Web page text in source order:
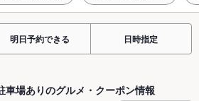
明日予約できる 日時指定
車場ありのグルメ・クーポン情報